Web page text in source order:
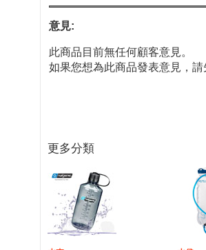
意見:
此商品目前無任何顧客意見。
如果您想為此商品發表意見，
更多分類